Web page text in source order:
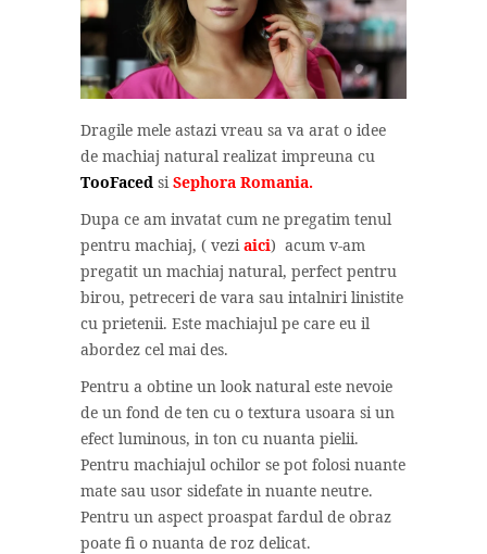
Dragile mele astazi vreau sa va arat o idee
de machiaj natural realizat impreuna cu
TooFaced si Sephora Romania.
Dupa ce am invatat cum ne pregatim tenul
pentru machiaj, ( vezi aici) acum v-am
pregatit un machiaj natural, perfect pentru
birou, petreceri de vara sau intalniri linistite
cu prietenii. Este machiajul pe care eu il
abordez cel mai des.
Pentru a obtine un look natural este nevoie
de un fond de ten cu o textura usoara si un
efect luminous, in ton cu nuanta pielii.
Pentru machiajul ochilor se pot folosi nuante
mate sau usor sidefate in nuante neutre.
Pentru un aspect proaspat fardul de obraz
poate fi o nuanta de roz delicat.